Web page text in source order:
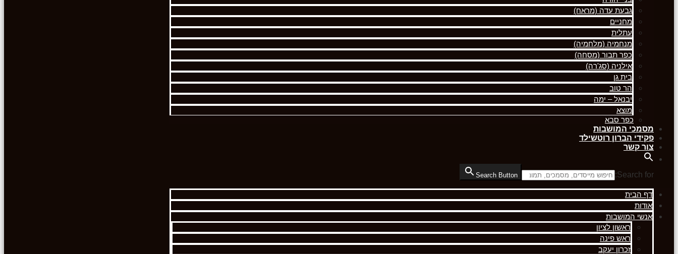
גבעת עדה (מראח)
מחניים
עתלית
מנחמיה (מלחמיה)
כפר תבור (מסחה)
אילניה (סג'רה)
בית גן
הר טוב
יבנאל – ימה
מוצא
כפר סבא
מסמכי המושבות
פקידי הברון רוטשילד
צור קשר
Search for:
Search Button
דף הבית
אודות
אנשי המושבות
ראשון לציון
ראש פינה
זכרון יעקב